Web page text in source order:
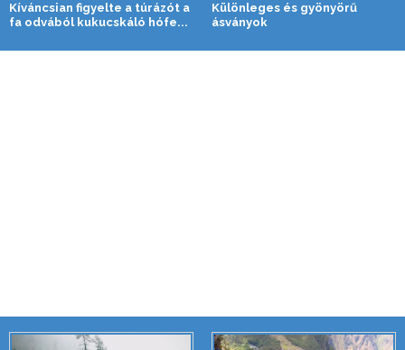
Kíváncsian figyelte a túrázót a
fa odvából kukucskáló hófe...
Különleges és gyönyörű
ásványok